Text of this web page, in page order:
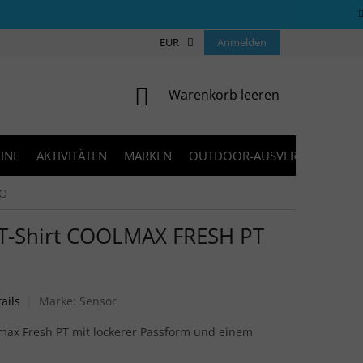
KONTAKT FAQ
EUR Anmelden
WARENKORB
Warenkorb leeren
AKTIVITÄTEN MARKEN OUTDOOR-AUSVERKAUF
Shirt COOLMAX FRESH PT
ist 0,0 von 5 Sternen.
Marke: Sensor
Fresh PT mit lockerer Passform und einem